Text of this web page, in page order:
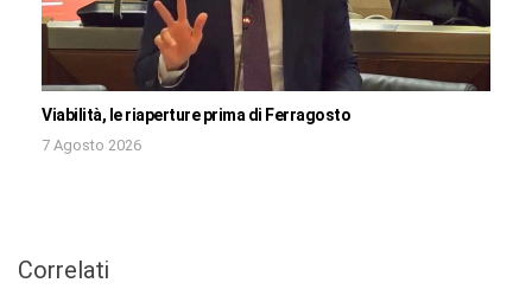
Viabilità, le riaperture prima di Ferragosto
7 Agosto 2026
Correlati